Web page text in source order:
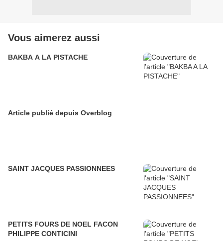
Vous aimerez aussi
BAKBA A LA PISTACHE
Article publié depuis Overblog
SAINT JACQUES PASSIONNEES
PETITS FOURS DE NOEL FACON
PHILIPPE CONTICINI